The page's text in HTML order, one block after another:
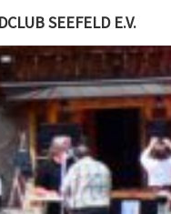
SEEFELD E.V.